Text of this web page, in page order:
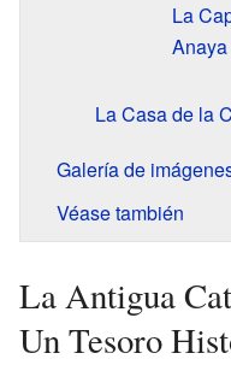
La
Anaya
La Casa de la
Galería de
Véase también
La Antigua
Un Tesoro